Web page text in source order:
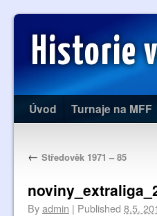
Historie
Úvod Turnaje na MFF
← Středověk 1971 – 85
Byadmin | Published 8.5.